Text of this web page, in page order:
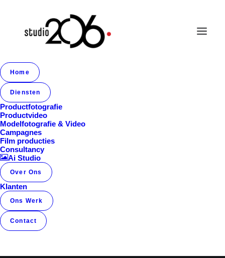
Home
Diensten
Productfotografie
Productvideo
Modelfotografie & Video
Campagnes
Film producties
Consultancy
Ai Studio
Over Ons
Klanten
Ons Werk
Contact
Album Gallery 1